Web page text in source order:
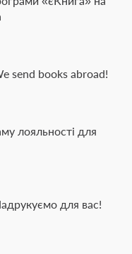
send books abroad!
лояльності для
для вас!